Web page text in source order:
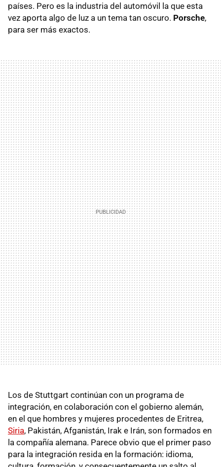
países. Pero es la industria del automóvil la que esta
vez aporta algo de luz a un tema tan oscuro. Porsche,
para ser más exactos.
Los de Stuttgart continúan con un programa de
integración, en colaboración con el gobierno alemán,
en el que hombres y mujeres procedentes de Eritrea,
Siria, Pakistán, Afganistán, Irak e Irán, son formados en
la compañía alemana. Parece obvio que el primer paso
para la integración resida en la formación: idioma,